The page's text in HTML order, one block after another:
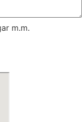
m.m.